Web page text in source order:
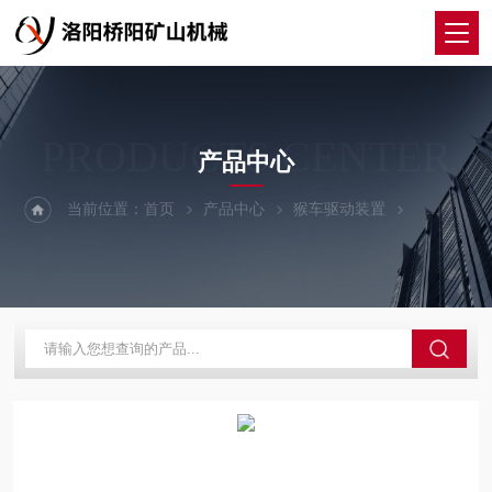
PRODUCTS CENTER
产品中心
当前位置：首页 产品中心 猴车驱动装置 驱动装置